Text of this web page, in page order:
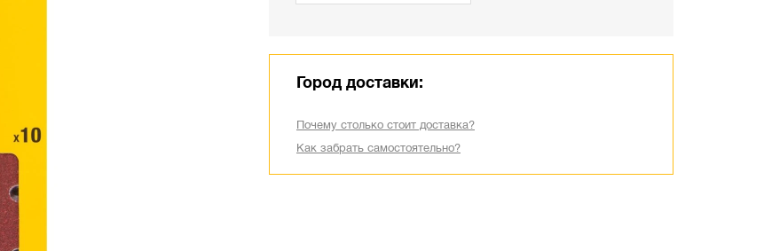
Город доставки:
Почему столько стоит доставка?
Как забрать самостоятельно?